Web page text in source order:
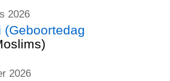
2026
(Geboortedag
2026